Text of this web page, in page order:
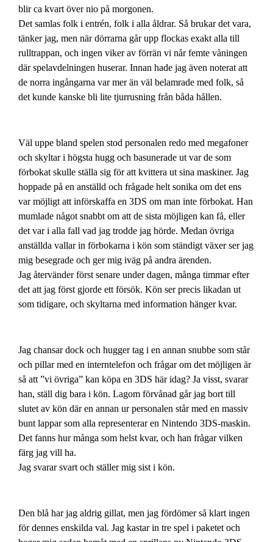
blir ca kvart över nio på morgonen.
Det samlas folk i entrén, folk i alla åldrar. Så brukar det vara,
tänker jag, men när dörrarna går upp flockas exakt alla till
rulltrappan, och ingen viker av förrän vi når femte våningen
där spelavdelningen huserar. Innan hade jag även noterat att
de norra ingångarna var mer än väl belamrade med folk, så
det kunde kanske bli lite tjurrusning från båda hållen.
Väl uppe bland spelen stod personalen redo med megafoner
och skyltar i högsta hugg och basunerade ut var de som
förbokat skulle ställa sig för att kvittera ut sina maskiner. Jag
hoppade på en anställd och frågade helt sonika om det ens
var möjligt att införskaffa en 3DS om man inte förbokat. Han
mumlade något snabbt om att de sista möjligen kan få, eller
det var i alla fall vad jag trodde jag hörde. Medan övriga
anställda vallar in förbokarna i kön som ständigt växer ser jag
mig besegrade och ger mig iväg på andra ärenden.
Jag återvänder först senare under dagen, många timmar efter
det att jag först gjorde ett försök. Kön ser precis likadan ut
som tidigare, och skyltarna med information hänger kvar.
Jag chansar dock och hugger tag i en annan snubbe som står
och pillar med en interntelefon och frågar om det möjligen är
så att ”vi övriga” kan köpa en 3DS här idag? Ja visst, svarar
han, ställ dig bara i kön. Lagom förvånad går jag bort till
slutet av kön där en annan ur personalen står med en massiv
bunt lappar som alla representerar en Nintendo 3DS-maskin.
Det fanns hur många som helst kvar, och han frågar vilken
färg jag vill ha.
Jag svarar svart och ställer mig sist i kön.
Den blå har jag aldrig gillat, men jag fördömer så klart ingen
för dennes enskilda val. Jag kastar in tre spel i paketet och